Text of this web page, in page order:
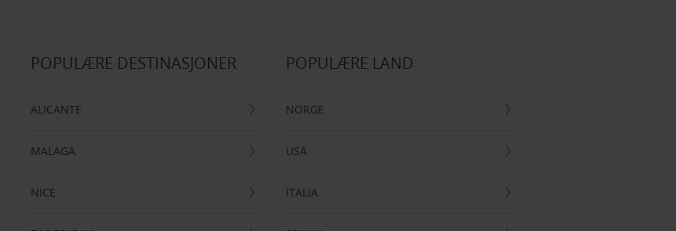
POPULÆRE DESTINASJONER
ALICANTE
MALAGA
NICE
POPULÆRE LAND
NORGE
USA
ITALIA